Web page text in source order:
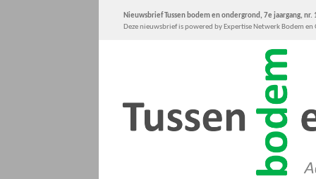
Nieuwsbrief Tussen bodem en ondergrond, 7e jaargang,
Deze nieuwsbrief is powered by Expertise Netwerk Bodem